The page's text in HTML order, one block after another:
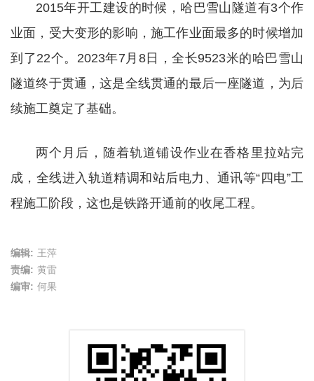
2015年开工建设的时候，哈巴雪山隧道有3个作
业面，受大变形的影响，施工作业面最多的时候增加
到了22个。2023年7月8日，全长9523米的哈巴雪山
隧道终于贯通，这是全线贯通的最后一座隧道，为后
续施工奠定了基础。
两个月后，随着轨道铺设作业在香格里拉站完
成，全线进入轨道精调和站后电力、通讯等“四电”工
程施工阶段，这也是铁路开通前的收尾工程。
编辑: 王萍
责编: 黄雷
编审: 何果